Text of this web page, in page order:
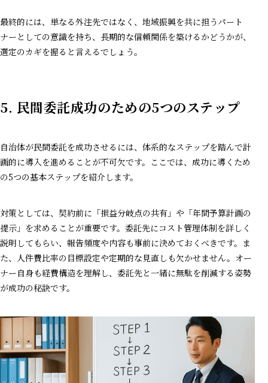
最終的には、単なる外注先ではなく、地域振興を共に担うパート
ナーとしての意識を持ち、長期的な信頼関係を築けるかどうかが、
選定のカギを握ると言えるでしょう。
5. 民間委託成功のための5つのステップ
自治体が民間委託を成功させるには、体系的なステップを踏んで計
画的に導入を進めることが不可欠です。ここでは、成功に導くため
の5つの基本ステップを紹介します。
対策としては、契約前に「損益分岐点の共有」や「年間予算計画の
提示」を求めることが重要です。委託先にコスト管理体制を詳しく
説明してもらい、報告頻度や内容も事前に決めておくべきです。ま
た、人件費比率の目標設定や定期的な見直しも欠かせません。オー
ナー自身も経費構造を理解し、委託先と一緒に無駄を削減する姿勢
が成功の秘訣です。